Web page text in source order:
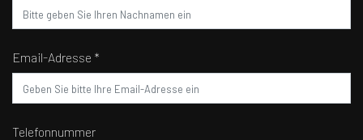
Email-Adresse *
Telefonnummer